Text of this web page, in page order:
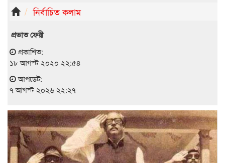
নির্বাচিত কলাম
প্রভাত ফেরী
প্রকাশিত:
১৮ আগস্ট ২০২০ ২২:৫৪
আপডেট:
৭ আগস্ট ২০২৬ ২২:২৭